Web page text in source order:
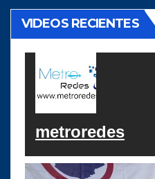
VIDEOS RECIENTES
metroredes